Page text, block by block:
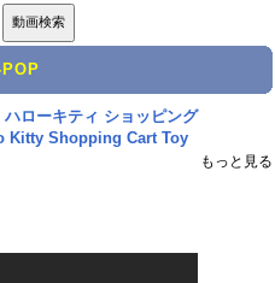
POP
ハローキティ ショッピング
Kitty Shopping Cart Toy
もっと見る